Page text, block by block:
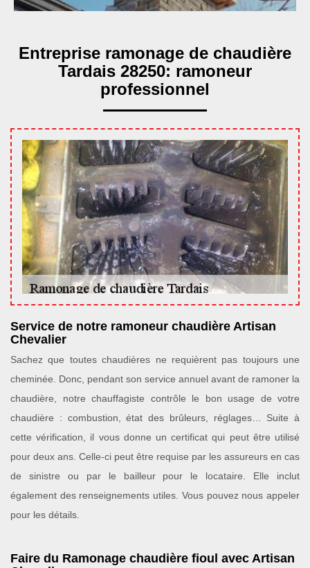
Entreprise ramonage de chaudière
Tardais 28250: ramoneur
professionnel
Service de notre ramoneur chaudière Artisan
Chevalier
Sachez que toutes chaudières ne requièrent pas toujours une
cheminée. Donc, pendant son service annuel avant de ramoner la
chaudière, notre chauffagiste contrôle le bon usage de votre
chaudière : combustion, état des brûleurs, réglages… Suite à
cette vérification, il vous donne un certificat qui peut être utilisé
pour deux ans. Celle-ci peut être requise par les assureurs en cas
de sinistre ou par le bailleur pour le locataire. Elle inclut
également des renseignements utiles. Vous pouvez nous appeler
pour les détails.
Faire du Ramonage chaudière fioul avec Artisan